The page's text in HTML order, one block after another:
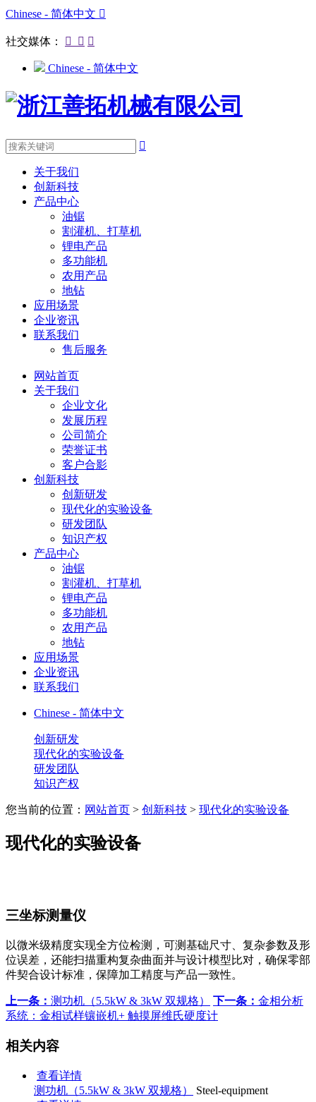
Chinese - 简体中文 
社交媒体：   
Chinese - 简体中文

关于我们
创新科技
产品中心
油锯
割灌机、打草机
锂电产品
多功能机
农用产品
地钻
应用场景
企业资讯
联系我们
售后服务
网站首页
关于我们
企业文化
发展历程
公司简介
荣誉证书
客户合影
创新科技
创新研发
现代化的实验设备
研发团队
知识产权
产品中心
油锯
割灌机、打草机
锂电产品
多功能机
农用产品
地钻
应用场景
企业资讯
联系我们
Chinese - 简体中文
创新研发
现代化的实验设备
研发团队
知识产权
您当前的位置： 网站首页 > 创新科技 > 现代化的实验设备
现代化的实验设备
三坐标测量仪
以微米级精度实现全方位检测，可测基础尺寸、复杂参数及形
位误差，还能扫描重构复杂曲面并与设计模型比对，确保零部
件契合设计标准，保障加工精度与产品一致性。
上一条： 测功机（5.5kW & 3kW 双规格） 下一条： 金相分析
系统：金相试样镶嵌机+ 触摸屏维氏硬度计
相关内容
查看详情
测功机（5.5kW & 3kW 双规格）
Steel-equipment